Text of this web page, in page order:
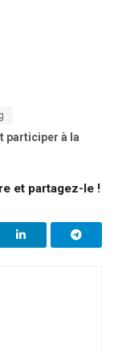
participer à la
et partagez-le !